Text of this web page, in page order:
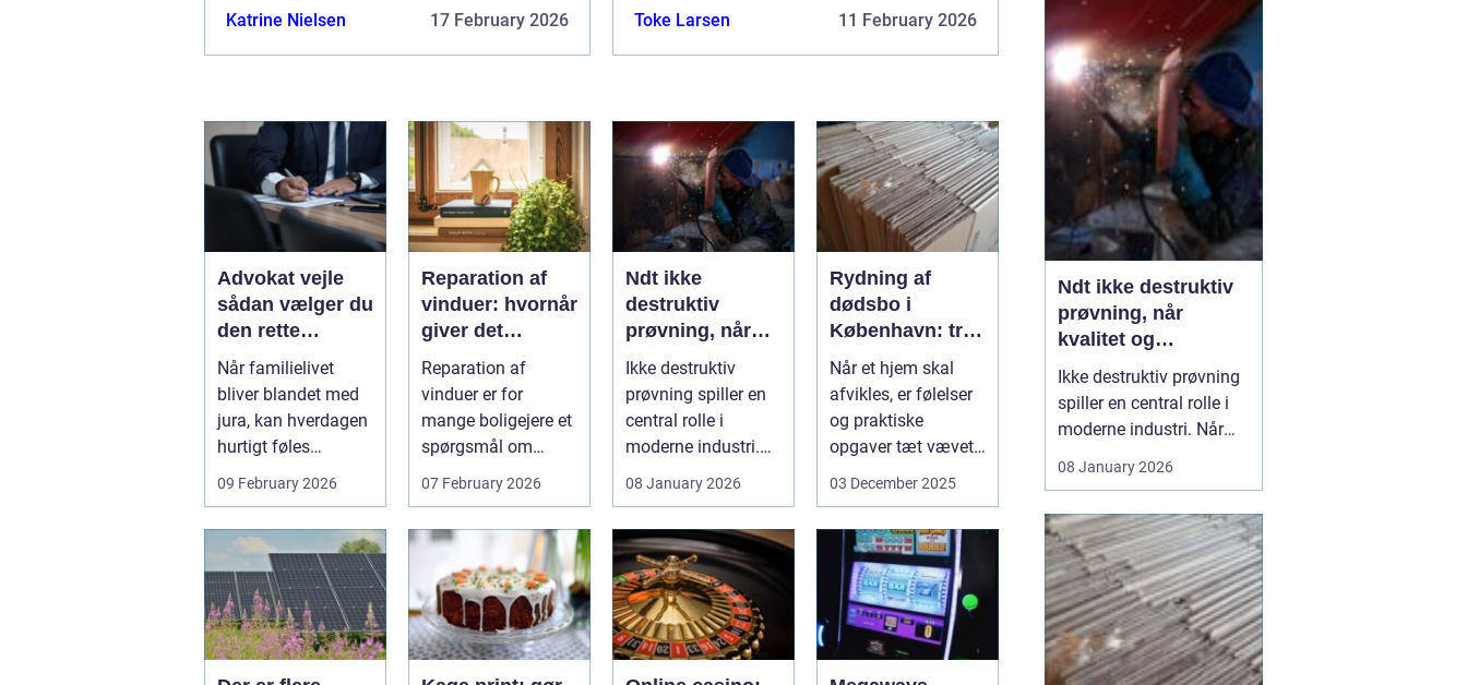
Derfor giver det mening, at det på et t...
Katrine Nielsen 17 February 2026
Derfor giver det mening, at det på et t...
Toke Larsen 11 February 2026
Advokat vejle
sådan vælger du
den rette
familieretsadvok
at
Når familielivet
bliver blandet med
jura, kan hverdagen
hurtigt føles
uoverskuelig.
Uenighed om børn...
09 February 2026
Reparation af
vinduer: hvornår
giver det
mening, og hvad
skal du vælge?
Reparation af
vinduer er for
mange boligejere et
spørgsmål om
balance. På den
07 February 2026
Ndt ikke
destruktiv
prøvning, når
kvalitet og
sikkerhed er
afgørende
Ikke destruktiv
prøvning spiller en
central rolle i
moderne industri.
Når svejsninger,
trykbærende u...
08 January 2026
Rydning af
dødsbo i
København: tryg
proces og
respekt for boet
Når et hjem skal
afvikles, er følelser
og praktiske
opgaver tæt vævet
samme...
03 December 2025
unødvendige udgifter. På
den anden side skal
vinduerne være tætte,
ene...
Ndt ikke destruktiv
prøvning, når
kvalitet og
sikkerhed er
afgørende
Ikke destruktiv prøvning
spiller en central rolle i
moderne industri. Når
udstyr, tanke eller
kontrolleres, skal det ske
uden at ødelægge
emnet. Her kommerN...
08 January 2026